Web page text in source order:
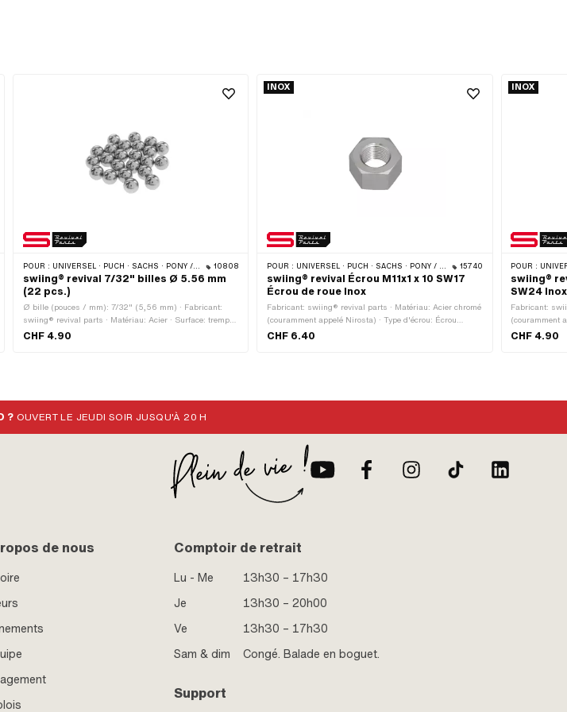
POUR : UNIVERSEL · PUCH · SACHS · PONY / CILO (BÊTA 521 & 512) · PIAGGIO 10808
swiing® revival 7/32" billes Ø 5.56 mm
(22 pcs.)
Ø bille (pouces / mm): 7/32" (5,56 mm) · Fabricant:
swiing® revival parts · Matériau: Acier · Surface: trempé
& rectifié · Champ d'application: Standard · Nombre de
CHF 4.90
INOX
POUR : UNIVERSEL · PUCH · SACHS · PONY / CILO (BÊTA 521 & 512) · PIAGGIO 15740
swiing® revival Écrou M11x1 x 10 SW17
Écrou de roue Inox
Fabricant: swiing® revival parts · Matériau: Acier chromé
(couramment appelé Nirosta) · Type d'écrou: Écrou
hexagonal 1D · Type de filetage: MF11x1 (filetage fin) ·
CHF 6.40
INOX
POUR : UNIVERSEL ·
swiing®
SW24 Inox
Fabricant:
(couramment
six pans ·
CHF 4.90
? OUVERT LE JEUDI SOIR JUSQU'À 20 H
de nous Comptoir de retrait
Lu - Me
13h30 – 17h30
Je
13h30 – 20h00
Ve
13h30 – 17h30
Sam & dim
Congé. Balade en boguet.
Support